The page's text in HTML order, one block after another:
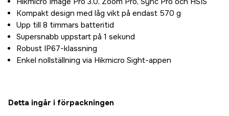
Kompakt design med låg vikt på endast 570 g
Upp till 8 timmars batteritid
Supersnabb uppstart på 1 sekund
Robust IP67-klassning
Enkel nollställning via Hikmicro Sight-appen
Detta ingår i förpackningen